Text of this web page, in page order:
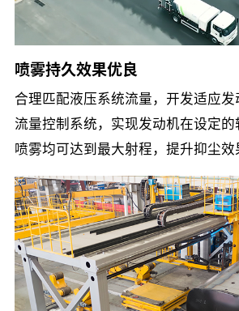
喷雾持久效果优良
合理匹配液压系统流量，开发适应
流量控制系统，实现发动机在设定
喷雾均可达到最大射程，提升抑尘效